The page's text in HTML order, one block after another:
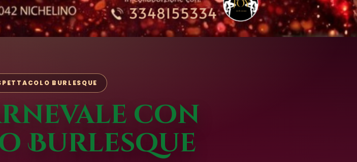
BURLESQUE
con
Burlesque